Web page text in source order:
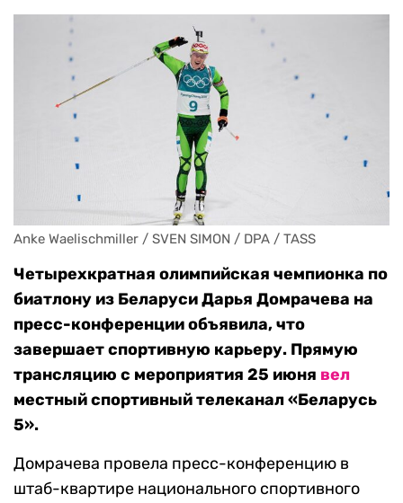
Anke Waelischmiller / SVEN SIMON / DPA / TASS
Четырехкратная олимпийская чемпионка по
биатлону из Беларуси Дарья Домрачева на
пресс-конференции объявила, что
завершает спортивную карьеру. Прямую
трансляцию с мероприятия 25 июня вел
местный спортивный телеканал «Беларусь
5».
Домрачева провела пресс-конференцию в
штаб-квартире национального спортивного